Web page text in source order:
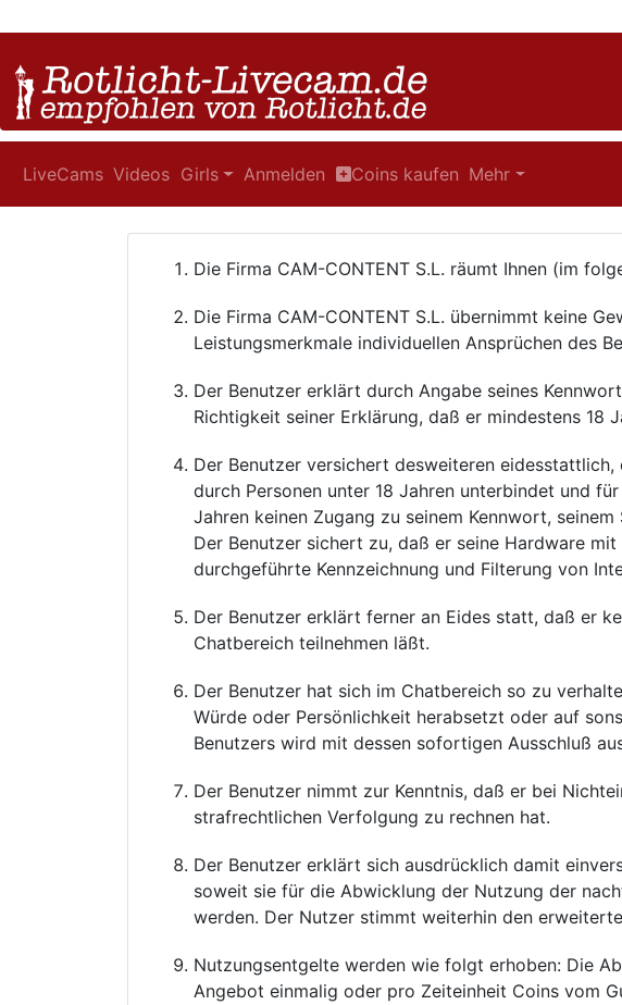
LiveCams Videos Girls Anmelden Coins kaufen Mehr
Die Firma CAM-CONTENT S.L. räumt Ihnen (im
Die Firma CAM-CONTENT S.L. übernimmt keine
Leistungsmerkmale individuellen Ansprüchen des
Der Benutzer erklärt durch Angabe seines
Richtigkeit seiner Erklärung, daß er mindestens 18
Der Benutzer versichert desweiteren
durch Personen unter 18 Jahren unterbindet und
Jahren keinen Zugang zu seinem Kennwort,
Der Benutzer sichert zu, daß er seine Hardware
durchgeführte Kennzeichnung und Filterung von
Der Benutzer erklärt ferner an Eides statt, daß er
Chatbereich teilnehmen läßt.
Der Benutzer hat sich im Chatbereich so zu
Würde oder Persönlichkeit herabsetzt oder auf
Benutzers wird mit dessen sofortigen Ausschluß
Der Benutzer nimmt zur Kenntnis, daß er bei
strafrechtlichen Verfolgung zu rechnen hat.
Der Benutzer erklärt sich ausdrücklich damit
soweit sie für die Abwicklung der Nutzung der
werden. Der Nutzer stimmt weiterhin den
Nutzungsentgelte werden wie folgt erhoben: Die
Angebot einmalig oder pro Zeiteinheit Coins vom